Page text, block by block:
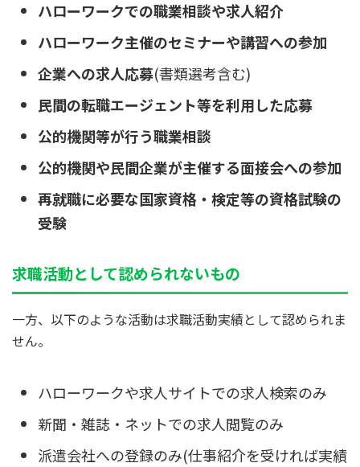
ハローワークでの職業相談や求人紹介
ハローワーク主催のセミナーや講習への参加
企業への求人応募(書類選考含む)
民間の転職エージェント等を利用した応募
公的機関等が行う職業相談
公的機関や民間企業が主催する面接会への参加
再就職に必要な国家資格・検定等の資格試験の
受験
求職活動として認められないもの
一方、以下のような活動は求職活動実績として認められま
せん。
ハローワークや求人サイトでの求人検索のみ
新聞・雑誌・ネットでの求人閲覧のみ
派遣会社への登録のみ(仕事紹介を受ければ実績